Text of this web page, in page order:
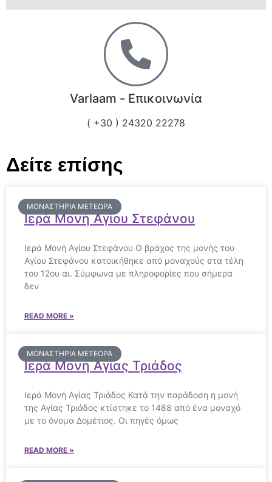
Varlaam - Επικοινωνία
( +30 ) 24320 22278
Δείτε επίσης
ΜΟΝΑΣΤΉΡΙΑ ΜΕΤΕΩΡΑ
Ιερά Μονή Αγίου Στεφάνου
Ιερά Μονή Αγίου Στεφάνου Ο βράχος της μονής του
Αγίου Στεφάνου κατοικήθηκε από μοναχούς στα τέλη
του 12ου αι. Σύμφωνα με πληροφορίες που σήμερα
δεν
READ MORE »
ΜΟΝΑΣΤΉΡΙΑ ΜΕΤΕΩΡΑ
Ιερά Μονή Αγίας Τριάδος
Ιερά Μονή Αγίας Τριάδος Κατά την παράδοση η μονή
της Αγίας Τριάδος κτίστηκε το 1488 από ένα μοναχό
με το όνομα Δομέτιος. Οι πηγές όμως
READ MORE »